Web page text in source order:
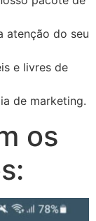
atenção do seu
e livres de
de marketing.
os